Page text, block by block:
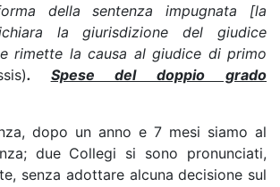
della sentenza impugnata [la
la giurisdizione del giudice
rimette la causa al giudice di primo
. Spese del doppio grado
dopo un anno e 7 mesi siamo al
due Collegi si sono pronunciati,
senza adottare alcuna decisione sul